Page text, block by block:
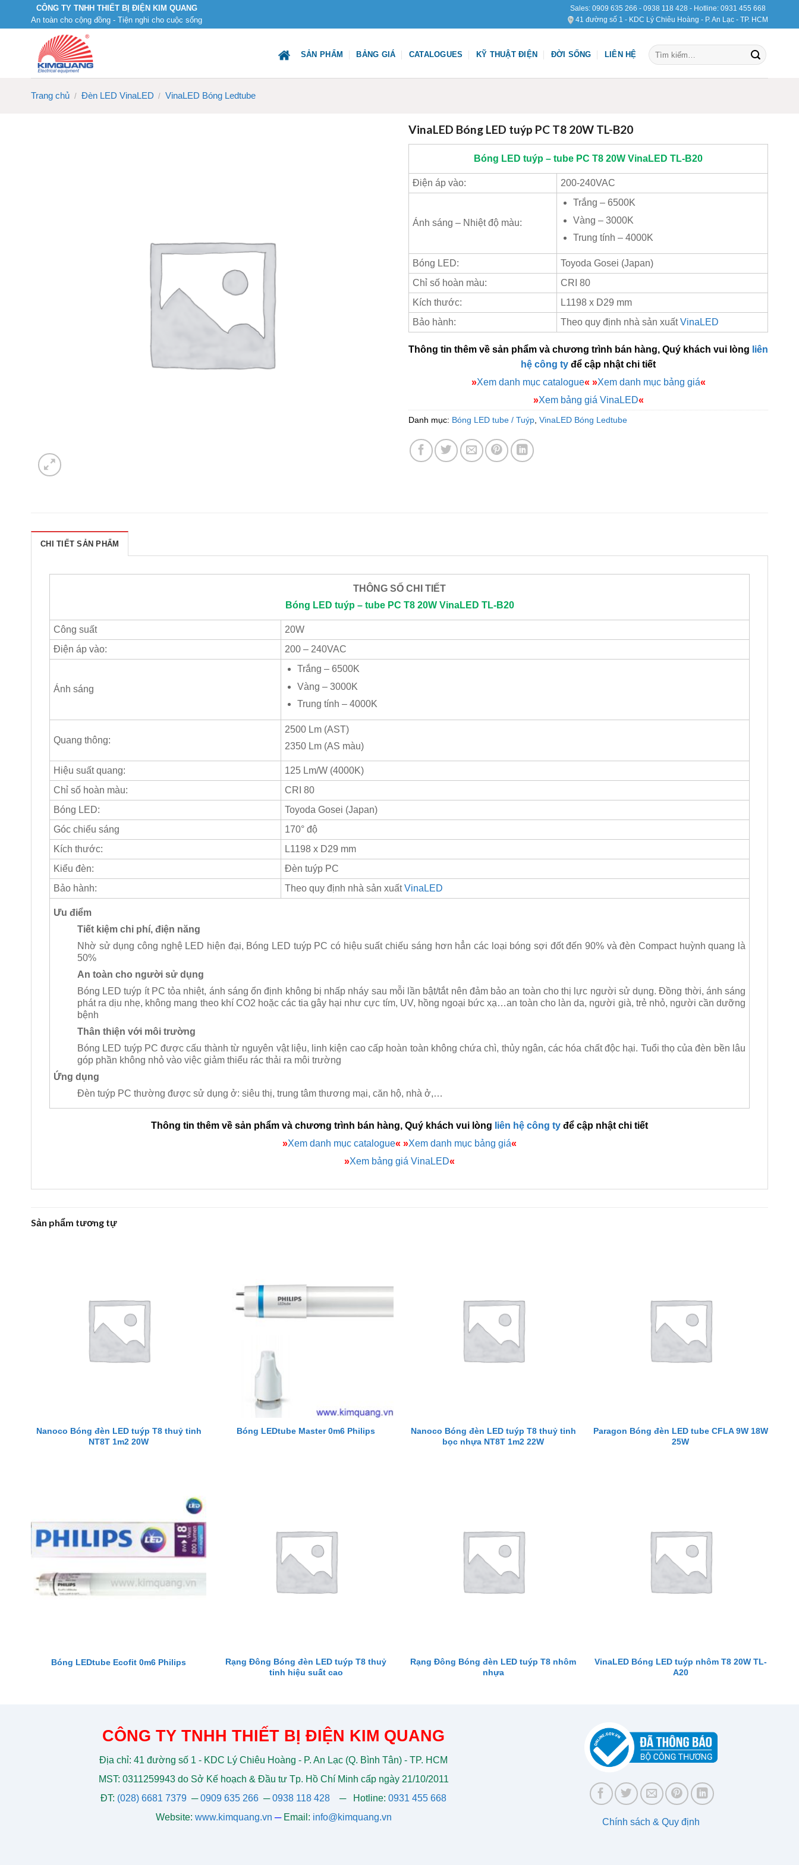
CÔNG TY TNHH THIẾT BỊ ĐIỆN KIM QUANG
An toàn cho cộng đồng - Tiện nghi cho cuộc sống
Sales: 0909 635 266 - 0938 118 428 - Hotline: 0931 455 668
41 đường số 1 - KDC Lý Chiêu Hoàng - P. An Lạc - TP. HCM
SẢN PHẨM BẢNG GIÁ CATALOGUES KỸ THUẬT ĐIỆN ĐỜI SỐNG LIÊN HỆ
Tìm
kiếm:
Trang chủ / Đèn LED VinaLED / VinaLED Bóng Ledtube
VinaLED Bóng LED tuýp PC T8 20W TL-B20
Bóng LED tuýp – tube PC T8 20W VinaLED TL-B20
Điện áp vào: 200-240VAC
Ánh sáng – Nhiệt độ màu:
Trắng – 6500K
Vàng – 3000K
Trung tính – 4000K
Bóng LED:
Toyoda Gosei (Japan)
Chỉ số hoàn màu:
CRI 80
Kích thước:
L1198 x D29 mm
Bảo hành:
Theo quy định nhà sản xuấtVinaLED
Thông tin thêm về sản phẩm và chương trình bán hàng, Quý khách vui lòng liên
hệ công ty để cập nhật chi tiết
»Xem danh mục catalogue« »Xem danh mục bảng giá«
»Xem bảng giá VinaLED«
Danh mục: Bóng LED tube / Tuýp, VinaLED Bóng Ledtube
CHI TIẾT SẢN PHẨM
THÔNG SỐ CHI TIẾT
Bóng LED tuýp – tube PC T8 20W VinaLED TL-B20
Công suất
20W
Điện áp vào:
200 – 240VAC
Ánh sáng
Trắng – 6500K
Vàng – 3000K
Trung tính – 4000K
Quang thông:
2500 Lm (AST)
2350 Lm (AS màu)
Hiệu suất quang:
125 Lm/W (4000K)
Chỉ số hoàn màu:
CRI 80
Bóng LED:
Toyoda Gosei (Japan)
Góc chiếu sáng
170° độ
Kích thước:
L1198 x D29 mm
Kiểu đèn:
Đèn tuýp PC
Bảo hành:
Theo quy định nhà sản xuấtVinaLED
Ưu điểm
Tiết kiệm chi phí, điện năng
Nhờ sử dụng công nghệ LED hiện đại, Bóng LED tuýp PC có hiệu suất chiếu sáng hơn hẳn các loại bóng sợi đốt đến 90% và đèn Compact huỳnh quang là
50%
An toàn cho người sử dụng
Bóng LED tuýp ít PC tỏa nhiệt, ánh sáng ổn định không bị nhấp nháy sau mỗi lần bật/tắt nên đảm bảo an toàn cho thị lực người sử dụng. Đồng thời, ánh sáng
phát ra dịu nhẹ, không mang theo khí CO2 hoặc các tia gây hại như cực tím, UV, hồng ngoại bức xạ…an toàn cho làn da, người già, trẻ nhỏ, người cần dưỡng
bệnh
Thân thiện với môi trường
Bóng LED tuýp PC được cấu thành từ nguyên vật liệu, linh kiện cao cấp hoàn toàn không chứa chì, thủy ngân, các hóa chất độc hại. Tuổi thọ của đèn bền lâu
góp phần không nhỏ vào việc giảm thiểu rác thải ra môi trường
Ứng dụng
Đèn tuýp PC thường được sử dụng ở: siêu thị, trung tâm thương mại, căn hộ, nhà ở,…
Thông tin thêm về sản phẩm và chương trình bán hàng, Quý khách vui lòng liên hệ công ty để cập nhật chi tiết
»Xem danh mục catalogue« »Xem danh mục bảng giá«
»Xem bảng giá VinaLED«
Sản phẩm tương tự
Nanoco Bóng đèn LED tuýp T8 thuỷ tinh
NT8T 1m2 20W
Bóng LEDtube Master 0m6 Philips
Nanoco Bóng đèn LED tuýp T8 thuỷ tinh
bọc nhựa NT8T 1m2 22W
Paragon Bóng đèn LED tube CFLA 9W 18W
25W
Bóng LEDtube Ecofit 0m6 Philips
Rạng Đông Bóng đèn LED tuýp T8 thuỷ
tinh hiệu suất cao
Rạng Đông Bóng đèn LED tuýp T8 nhôm
nhựa
VinaLED Bóng LED tuýp nhôm T8 20W TL-
A20
CÔNG TY TNHH THIẾT BỊ ĐIỆN KIM QUANG
Địa chỉ: 41 đường số 1 - KDC Lý Chiêu Hoàng - P. An Lạc (Q. Bình Tân) - TP. HCM
MST: 0311259943 do Sở Kế hoạch & Đầu tư Tp. Hồ Chí Minh cấp ngày 21/10/2011
ĐT: (028) 6681 7379 ─0909 635 266 ─0938 118 428 ─ Hotline: 0931 455 668
Website: www.kimquang.vn ─ Email: info@kimquang.vn Chính sách & Quy định